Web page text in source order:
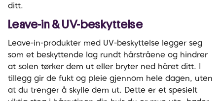
ditt.
Leave-in & UV-beskyttelse
Leave-in-produkter med UV-beskyttelse legger seg
som et beskyttende lag rundt hårstråene og hindrer
at solen tørker dem ut eller bryter ned håret ditt. I
tillegg gir de fukt og pleie gjennom hele dagen, uten
at du trenger å skylle dem ut. Dette er et spesielt